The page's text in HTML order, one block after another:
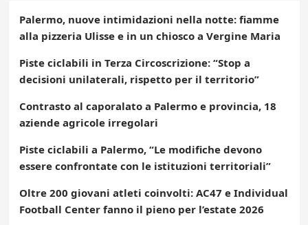
Palermo, nuove intimidazioni nella notte: fiamme
alla pizzeria Ulisse e in un chiosco a Vergine Maria
Piste ciclabili in Terza Circoscrizione: “Stop a
decisioni unilaterali, rispetto per il territorio”
Contrasto al caporalato a Palermo e provincia, 18
aziende agricole irregolari
Piste ciclabili a Palermo, “Le modifiche devono
essere confrontate con le istituzioni territoriali”
Oltre 200 giovani atleti coinvolti: AC47 e Individual
Football Center fanno il pieno per l’estate 2026